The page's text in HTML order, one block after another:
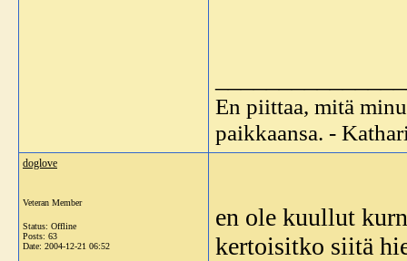
En piittaa, mitä
paikkaansa. -
doglove
Veteran Member
Status: Offline
Posts: 63
Date: 2004-12-21 06:52
en ole kuullut
kertoisitko siitä